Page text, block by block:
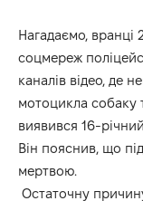
Нагадаємо, вранці
соцмереж
каналів відео, де
мотоцикла собаку
виявився 16-
Він пояснив, що
мертвою.
Остаточну